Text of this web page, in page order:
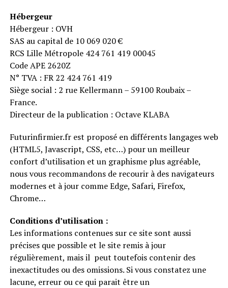
Hébergeur
Hébergeur : OVH
SAS au capital de 10 069 020 €
RCS Lille Métropole 424 761 419 00045
Code APE 2620Z
N° TVA : FR 22 424 761 419
Siège social : 2 rue Kellermann – 59100 Roubaix –
France.
Directeur de la publication : Octave KLABA
Futurinfirmier.fr est proposé en différents langages web
(HTML5, Javascript, CSS, etc…) pour un meilleur
confort d’utilisation et un graphisme plus agréable,
nous vous recommandons de recourir à des navigateurs
modernes et à jour comme Edge, Safari, Firefox,
Chrome…
Conditions d’utilisation :
Les informations contenues sur ce site sont aussi
précises que possible et le site remis à jour
régulièrement, mais il peut toutefois contenir des
inexactitudes ou des omissions. Si vous constatez une
lacune, erreur ou ce qui parait être un